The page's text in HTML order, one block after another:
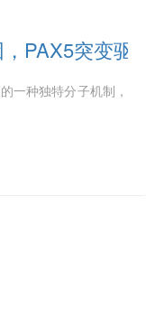
PAX5突变驱
一种独特分子机制，